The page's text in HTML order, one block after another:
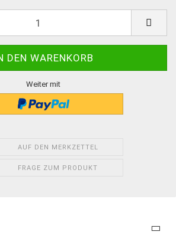
Weiter mit
AUF DEN MERKZETTEL
FRAGE ZUM PRODUKT